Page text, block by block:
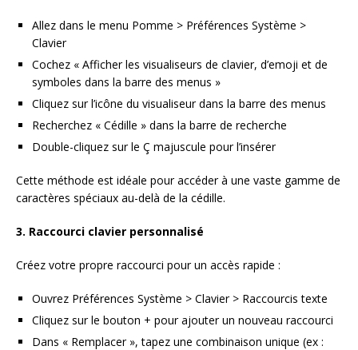
Allez dans le menu Pomme > Préférences Système >
Clavier
Cochez « Afficher les visualiseurs de clavier, d’emoji et de
symboles dans la barre des menus »
Cliquez sur l’icône du visualiseur dans la barre des menus
Recherchez « Cédille » dans la barre de recherche
Double-cliquez sur le Ç majuscule pour l’insérer
Cette méthode est idéale pour accéder à une vaste gamme de
caractères spéciaux au-delà de la cédille.
3. Raccourci clavier personnalisé
Créez votre propre raccourci pour un accès rapide :
Ouvrez Préférences Système > Clavier > Raccourcis texte
Cliquez sur le bouton + pour ajouter un nouveau raccourci
Dans « Remplacer », tapez une combinaison unique (ex :